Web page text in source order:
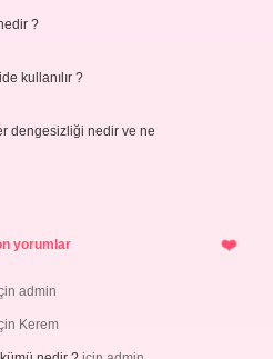
?
kullanılır ?
dengesizliği nedir ve ne
yorumlar
admin
Kerem